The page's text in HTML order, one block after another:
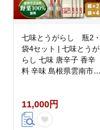
七味とうがらし 瓶2・
袋4セット | 七味とうが
らし 七味 唐辛子 香辛
料 辛味 島根県雲南市/
11,000円